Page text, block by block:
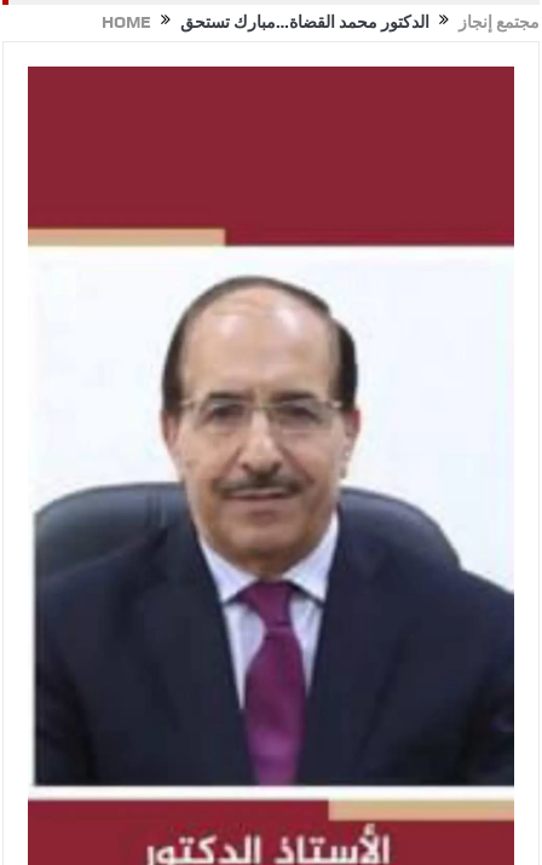
الإسلامية والمسيحية
الأمن يتلف 16 مليون حبة كبتاجون و1480 كغم مواد مخدرة
دعوة المكلفين بخدمة العلم (الدفعة الثالثة) إلى مراجعة منصة خدمة
الملك يلتقي مجموعة من رفاق السلاح
الملك يتلقى اتصالا هاتفيا من العاهل البحريني
القاضي محمود أحمد فريحات.. مبارك ومزيدا من التوفيق
عارف بيك فريحات.. مبارك وبكم تزهو المناصب
HOME مجتمع إنجاز الدكتور محمد القضاة…مبارك تستحق